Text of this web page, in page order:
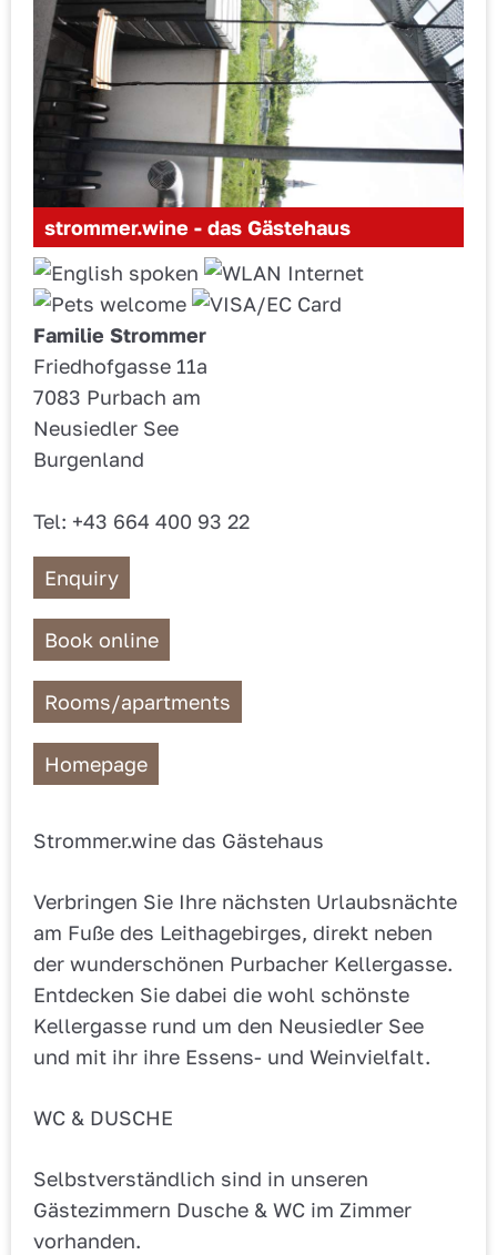
strommer.wine - das Gästehaus
Familie Strommer
Friedhofgasse 11a
7083 Purbach am
Neusiedler See
Burgenland
Tel: +43 664 400 93 22
Enquiry
Book online
Rooms/apartments
Homepage
Strommer.wine das Gästehaus
Verbringen Sie Ihre nächsten Urlaubsnächte
am Fuße des Leithagebirges, direkt neben
der wunderschönen Purbacher Kellergasse.
Entdecken Sie dabei die wohl schönste
Kellergasse rund um den Neusiedler See
und mit ihr ihre Essens- und Weinvielfalt.
WC & DUSCHE
Selbstverständlich sind in unseren
Gästezimmern Dusche & WC im Zimmer
vorhanden.